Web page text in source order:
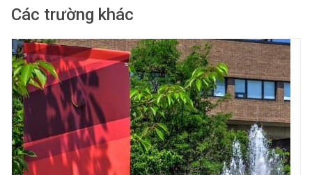
Các trường khác